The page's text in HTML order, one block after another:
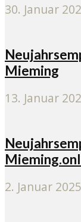
30. Januar
Mieming
13. Januar
2. Januar 2025